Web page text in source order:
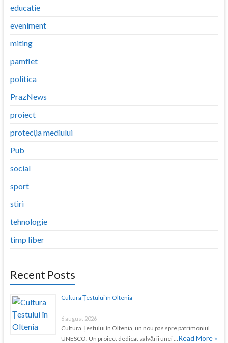
educatie
eveniment
miting
pamflet
politica
PrazNews
proiect
protecția mediului
Pub
social
sport
stiri
tehnologie
timp liber
Recent Posts
Cultura Țestului în Oltenia
6 august 2026
Cultura Țestului în Oltenia, un nou pas spre patrimoniul
UNESCO. Un proiect dedicat salvării unei … Read More »